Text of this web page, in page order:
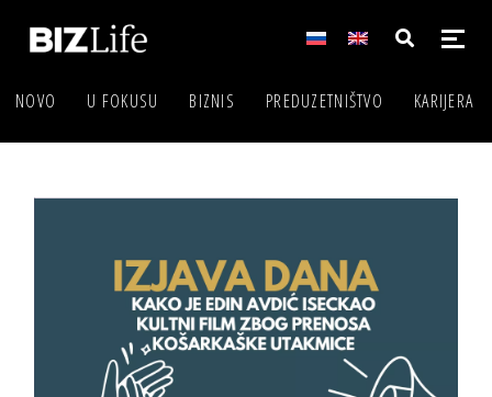
NOVO U FOKUSU BIZNIS PREDUZETNIŠTVO KARIJERA